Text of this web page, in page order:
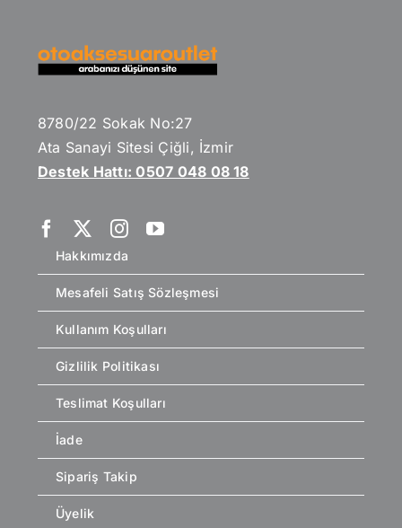
8780/22 Sokak No:27
Ata Sanayi Sitesi Çiğli, İzmir
Destek Hattı: 0507 048 08 18
Hakkımızda
Mesafeli Satış Sözleşmesi
Kullanım Koşulları
Gizlilik Politikası
Teslimat Koşulları
İade
Sipariş Takip
Üyelik